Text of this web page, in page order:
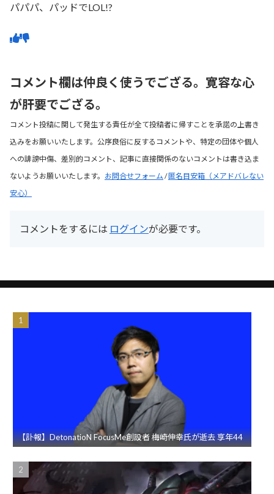
パパパ、パッドでLOL!?
コメント欄は仲良く使うでござる。寛容な心
が肝要でござる。
コメント投稿に関して発生する責任が全て投稿者に帰すことを承諾の上書き
込みをお願いいたします。公序良俗に反するコメントや、特定の団体や個人
への誹謗中傷、差別的コメント、記事に直接関係のないコメントは書き込ま
ないようお願いいたします。 お問合せフォーム /匿名目安箱（メアドバレない
安心）
コメントをするには ログインが必要です。
【訃報】DetonatioN FocusMe創設者 梅崎伸幸氏が逝去 享年44